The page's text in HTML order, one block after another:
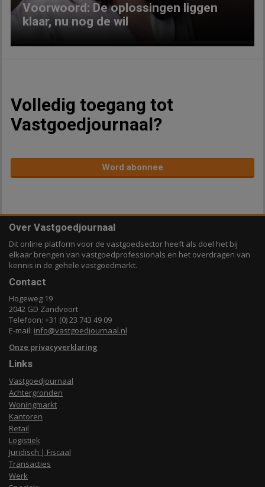
Voorwoord: De oplossingen liggen
klaar, nu nog de wil
Volledig toegang tot
Vastgoedjournaal?
Word abonnee
Over Vastgoedjournaal
Dit online platform voor de vastgoedsector heeft als doel het bij
elkaar brengen van vastgoedprofessionals en het overdragen van
kennis in de gehele vastgoedmarkt.
Contact
Hogeweg 19
2042 GD Zandvoort
Telefoon: +31 (0) 23 743 49 09
E-mail: info@vastgoedjournaal.nl
Onze privacyverklaring
Links
Vastgoedjournaal
Achtergronden
Woningmarkt
Kantoren
Retail
Logistiek
Juridisch | Fiscaal
Transacties
Werk